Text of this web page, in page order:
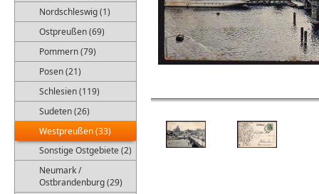
Nordschleswig (1)
Ostpreußen (69)
Pommern (79)
Posen (21)
Schlesien (119)
Sudeten (26)
Westpreußen (33)
Sonstige Ostgebiete (2)
Neumark /
Ostbrandenburg (29)